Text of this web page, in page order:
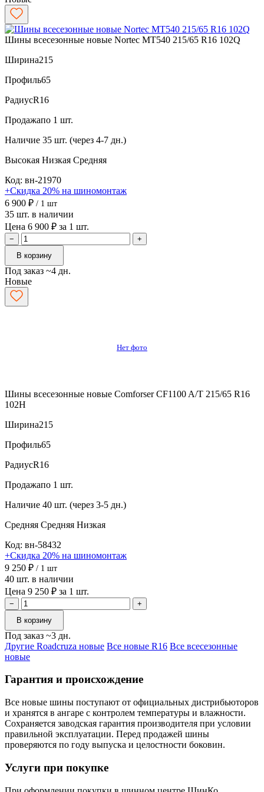
Шины всесезонные новые Nortec MT540 215/65 R16 102Q
Ширина215
Профиль65
РадиусR16
Продажапо 1 шт.
Наличие 35 шт. (через 4-7 дн.)
Высокая Низкая Средняя
Код: вн-21970
+Скидка 20% на шиномонтаж
6 900 ₽ / 1 шт
35 шт. в наличии
Цена 6 900 ₽ за 1 шт.
−
+
В корзину
Под заказ ~4 дн.
Новые
Нет фото
Шины всесезонные новые Comforser CF1100 A/T 215/65 R16
102H
Ширина215
Профиль65
РадиусR16
Продажапо 1 шт.
Наличие 40 шт. (через 3-5 дн.)
Средняя Средняя Низкая
Код: вн-58432
+Скидка 20% на шиномонтаж
9 250 ₽ / 1 шт
40 шт. в наличии
Цена 9 250 ₽ за 1 шт.
−
+
В корзину
Под заказ ~3 дн.
Другие Roadcruza новые Все новые R16 Все всесезонные
новые
Гарантия и происхождение
Все новые шины поступают от официальных дистрибьюторов
и хранятся в ангаре с контролем температуры и влажности.
Сохраняется заводская гарантия производителя при условии
правильной эксплуатации. Перед продажей шины
проверяются по году выпуска и целостности боковин.
Услуги при покупке